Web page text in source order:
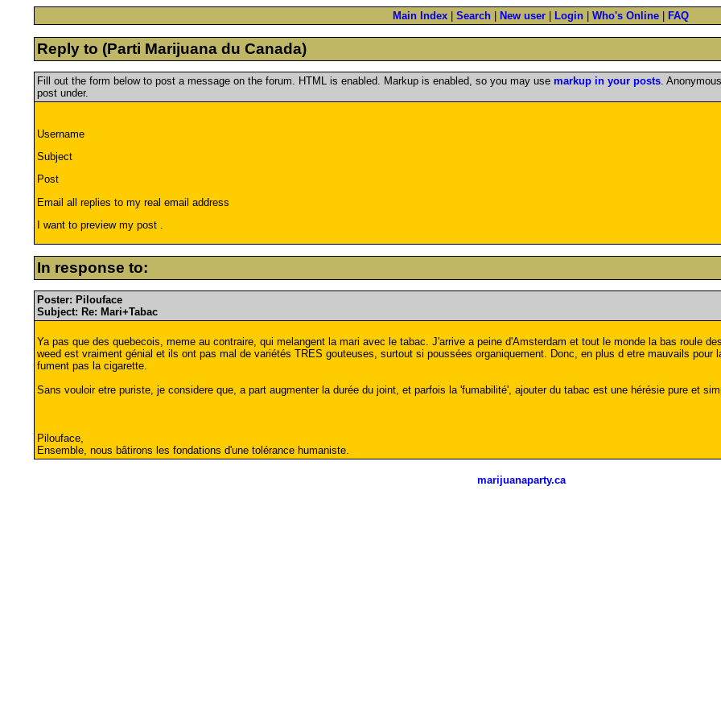
Main Index Search New user Login Who's Online FAQ
Reply to (Parti Marijuana du Canada)
Fill out the form below to post a message on the forum. HTML is enabled. Markup is enabled, so you may use markup in your posts.
post under.
Username
Subject
Post
Email all replies to my real email address
I want to preview my post .
In response to:
Poster: Pilouface
Subject: Re: Mari+Tabac
Ya pas que des quebecois, meme au contraire, qui melangent la mari avec le tabac. J'arrive a peine d'Amsterdam et tout le monde la bas roule
weed est vraiment génial et ils ont pas mal de variétés TRES gouteuses, surtout si poussées organiquement. Donc, en plus d etre mauvails
fument pas la cigarette.
Sans vouloir etre puriste, je considere que, a part augmenter la durée du joint, et parfois la 'fumabilité', ajouter du tabac est une hérésie pure et
Pilouface,
Ensemble, nous bâtirons les fondations d'une tolérance humaniste.
marijuanaparty.ca